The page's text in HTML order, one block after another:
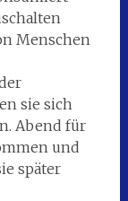
Menschen
sie sich
Abend für
und
später